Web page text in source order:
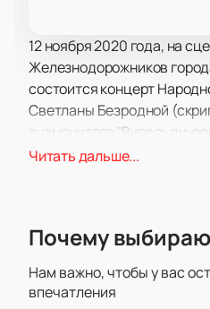
12 ноября 2020 года, на
Железнодорожников
состоится концерт
Светланы Безродной
знаменитого "Вивальди-
"Концерт на бис! Лучшее из
был создан Народной
Светланой Безродной.
Предлагаемая вниманию
Читать дальше...
Почему
Нам важно, чтобы у вас
впечатления